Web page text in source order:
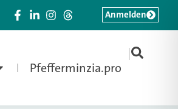
Pfefferminzia.pro
|
Anmelden